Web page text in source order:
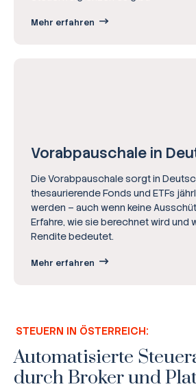
Zinsvergleich
Ratgeber
Mehr erfahren
Vorab­pauschale in
Die Vorabpauschale sorgt in
thesaurierende Fonds und ETFs
werden – auch wenn keine
Erfahre, wie sie berechnet wird und
Rendite bedeutet.
Mehr erfahren
STEUERN IN ÖSTERREICH:
Automatisierte
durch Broker und